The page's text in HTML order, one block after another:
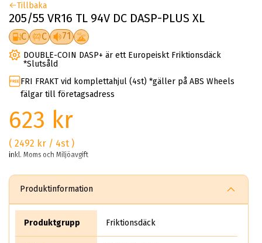
Tillbaka
205/55 VR16 TL 94V DC DASP-PLUS XL
C C 71
DOUBLE-COIN DASP+ är ett Europeiskt Friktionsdäck
*Slutsåld
FRI FRAKT vid komplettahjul (4st) *gäller på ABS Wheels
fälgar till företagsadress
623 kr
( 2492 kr / 4st )
inkl. Moms och Miljöavgift
Produktinformation
Produktgrupp Friktionsdäck